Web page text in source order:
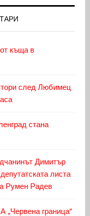
къща в
след Любимец
стана
Димитър
листа
Румен Радев
граница“